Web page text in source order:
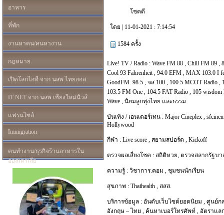
อาหาร
ที่พัก
งานหาคน/คนหางาน
กฎหมาย
เปิดโลกไอที จาก นสพ.ไทยออส
IT NET จาก นสพ.เชียงใหม่นิวส์
แฟรนไซส์
Immigration
คนทำงาน/ธุรกิจร้านอาหารใน
ออสเตรเลีย
โชคดี
โดย | 11-01-2021 : 7:14:54
1584 ครั้ง
Live! TV / Radio : Wave FM 88 , Chill FM 89 ,
Cool 93 Fahrenheit, 94.0 EFM , MAX 103.0 I
GoodFM. 98.5 , จส.100 , 100.5 MCOT Radio ,
103.5 FM One , 104.5 FAT Radio , 105 wisdom
Wave , นิยมลูกทุ่งไทย และธรรม
บันเทิง / เอนเตอร์เทน : Major Cineplex ,
Hollywood
กีฬา : Live score , สยามสปอร์ต , Kickoff
ตรวจผลเสี่ยงโชค : สถิติหวย, ตรวจสลากรัฐบา
ความรู้ : วิชาการ.คอม , ชุมชนนักเรียน
สุขภาพ : Thaihealth , สสส.
บริการข้อมูล : อันดับเว็บไซต์ยอดนิยม , ศูนย์ก
อังกฤษ – ไทย , ค้นหาเบอร์โทรศัพท์ , อัตราแล